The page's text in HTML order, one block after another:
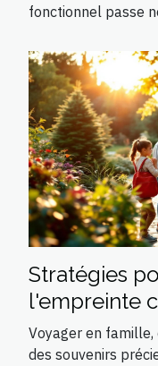
fonctionnel passe
Stratégies
l'empreinte
voyages
Voyager en famille,
des souvenirs